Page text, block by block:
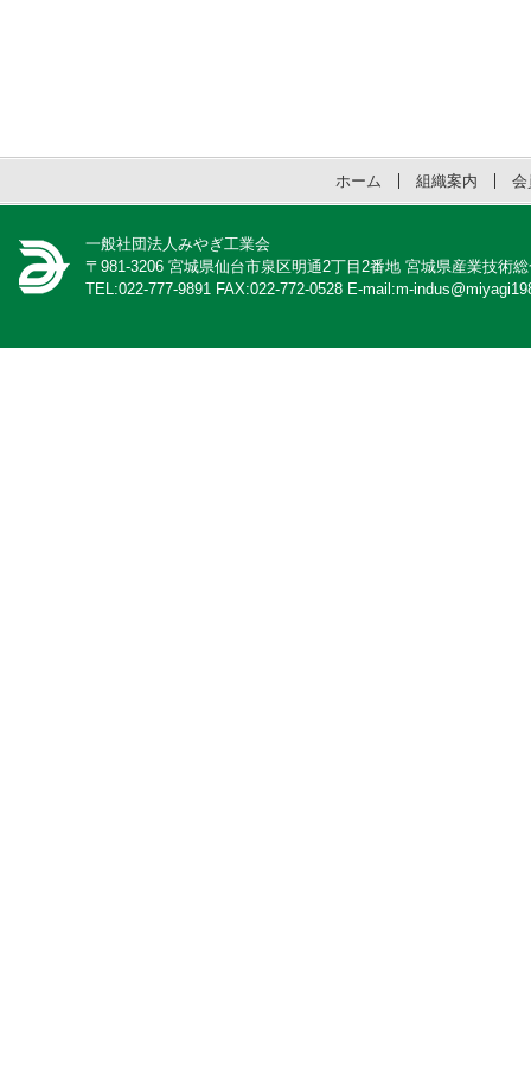
ホーム 組織案内 会
一般社団法人みやぎ工業会
〒981-3206 宮城県仙台市泉区明通2丁目2番地 宮城県産業技術
TEL:022-777-9891 FAX:022-772-0528 E-mail:m-